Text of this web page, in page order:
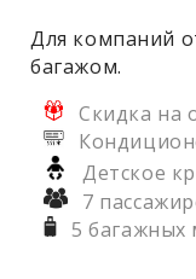
Для компаний
багажом.
Скидка на
Детское
7
5 багажных